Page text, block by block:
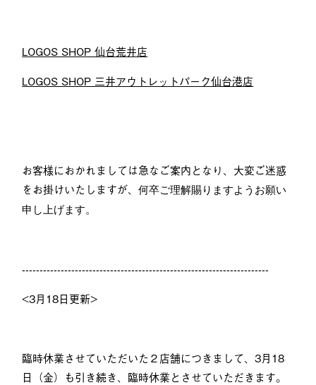
LOGOS SHOP 仙台荒井店
LOGOS SHOP 三井アウトレットパーク仙台港店
お客様におかれましては急なご案内となり、大変ご迷惑
をお掛けいたしますが、何卒ご理解賜りますようお願い
申し上げます。
----------------------------------------------------------------------
<3月18日更新>
臨時休業させていただいた２店舗につきまして、3月18
日（金）も引き続き、臨時休業とさせていただきます。